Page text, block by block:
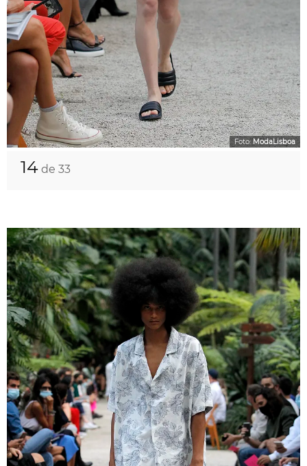
Foto:ModaLisboa
14 de 33